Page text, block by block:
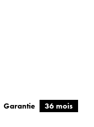
Garantie 36 mois